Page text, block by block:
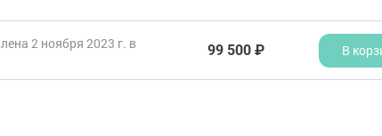
2 ноября 2023 г. в
99 500 ₽ В